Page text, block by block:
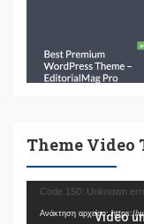
Theme Video
Πρόγραμμα
Αναπαραγωγής
Code 150: Unknown
Ανάκτηση αρχείου: https://